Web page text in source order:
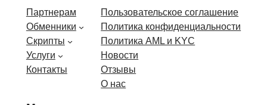
Партнерам
Обменники
Скрипты
Услуги
Контакты
Пользовательское соглашение
Политика конфиденциальности
Политика AML и KYC
Новости
Отзывы
О нас